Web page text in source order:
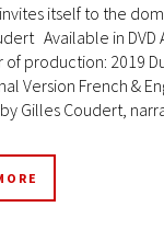
itself to the
Available in DVD
of production: 2019
Version French &
Gilles Coudert,